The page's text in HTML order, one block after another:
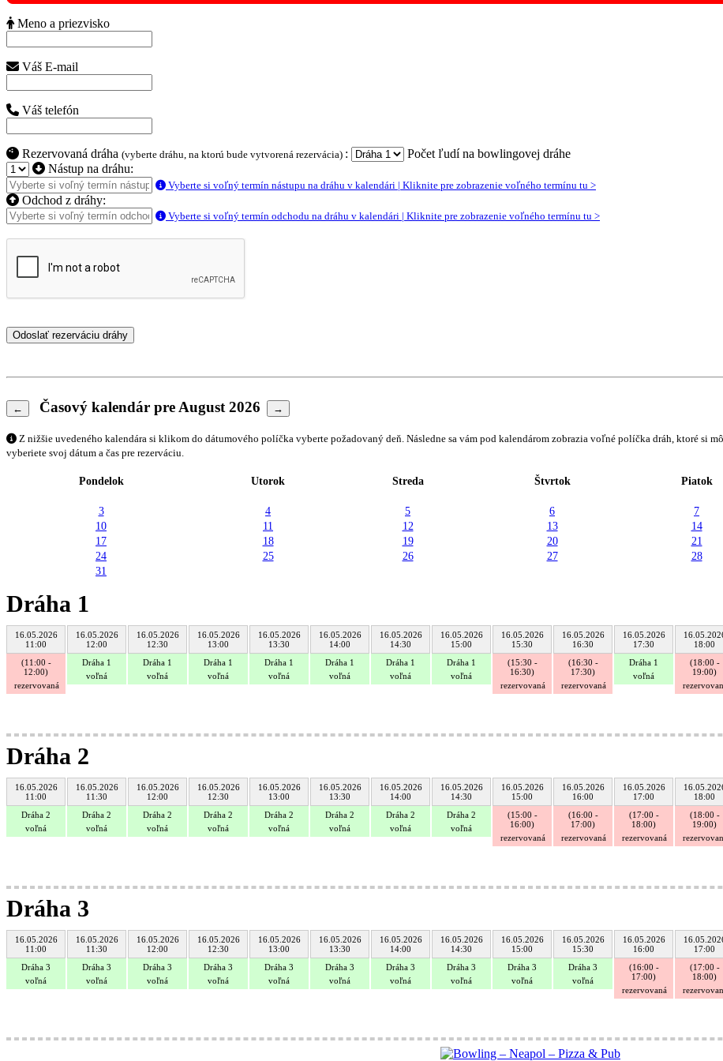
Meno a priezvisko
Váš E-mail
Váš telefón
Rezervovaná dráha (vyberte dráhu, na ktorú bude vytvorená rezervácia) :
Počet ľudí na bowlingovej dráhe
Nástup na dráhu:
Vyberte si voľný termín nástupu na dráhu v kalendári | Kliknite pre zobrazenie voľného termínu tu >
Odchod z dráhy:
Vyberte si voľný termín odchodu na dráhu v kalendári | Kliknite pre zobrazenie voľného termínu tu >
← Časový kalendár pre August 2026 →
Z nižšie uvedeného kalendára si klikom do dátumového políčka vyberte požadovaný deň. Následne sa vám pod kalendárom zobrazia voľné políčka dráh, ktoré si
vyberiete svoj dátum a čas pre rezerváciu.
Pondelok Utorok Streda Štvrtok Piatok
3
4 5 6 7
10
11 12 13 14
17
18 19 20 21
24
25 26 27 28
31
Dráha 1
16.05.2026
11:00
(11:00 -
12:00)
rezervovaná
16.05.2026
12:00
Dráha 1
voľná
16.05.2026
12:30
Dráha 1
voľná
16.05.2026
13:00
Dráha 1
voľná
16.05.2026
13:30
Dráha 1
voľná
16.05.2026
14:00
Dráha 1
voľná
16.05.2026
14:30
Dráha 1
voľná
16.05.2026
15:00
Dráha 1
voľná
16.05.2026
15:30
(15:30 -
16:30)
rezervovaná
16.05.2026
16:30
(16:30 -
17:30)
rezervovaná
16.05.2026
17:30
Dráha 1
voľná
18:00
(18:00 -
19:00)
Dráha 2
16.05.2026
11:00
Dráha 2
voľná
16.05.2026
11:30
Dráha 2
voľná
16.05.2026
12:00
Dráha 2
voľná
16.05.2026
12:30
Dráha 2
voľná
16.05.2026
13:00
Dráha 2
voľná
16.05.2026
13:30
Dráha 2
voľná
16.05.2026
14:00
Dráha 2
voľná
16.05.2026
14:30
Dráha 2
voľná
16.05.2026
15:00
(15:00 -
16:00)
rezervovaná
16.05.2026
16:00
(16:00 -
17:00)
rezervovaná
16.05.2026
17:00
(17:00 -
18:00)
rezervovaná
18:00
(18:00 -
19:00)
Dráha 3
16.05.2026
11:00
Dráha 3
voľná
16.05.2026
11:30
Dráha 3
voľná
16.05.2026
12:00
Dráha 3
voľná
16.05.2026
12:30
Dráha 3
voľná
16.05.2026
13:00
Dráha 3
voľná
16.05.2026
13:30
Dráha 3
voľná
16.05.2026
14:00
Dráha 3
voľná
16.05.2026
14:30
Dráha 3
voľná
16.05.2026
15:00
Dráha 3
voľná
16.05.2026
15:30
Dráha 3
voľná
16.05.2026
16:00
(16:00 -
17:00)
rezervovaná
17:00
(17:00 -
18:00)